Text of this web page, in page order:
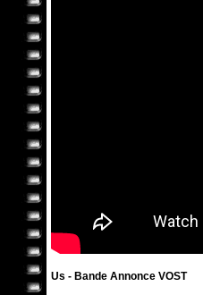
Us - Bande Annonce VOST